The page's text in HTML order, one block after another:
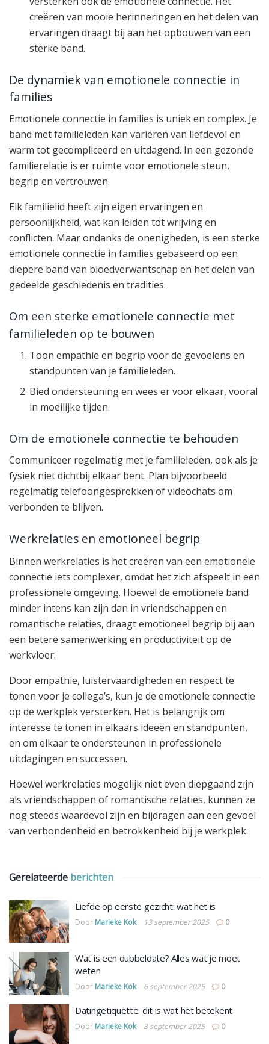
creëren van mooie herinneringen en het delen van
ervaringen draagt bij aan het opbouwen van een
sterke band.
De dynamiek van emotionele connectie in
families
Emotionele connectie in families is uniek en complex. Je
band met familieleden kan variëren van liefdevol en
warm tot gecompliceerd en uitdagend. In een gezonde
familierelatie is er ruimte voor emotionele steun,
begrip en vertrouwen.
Elk familielid heeft zijn eigen ervaringen en
persoonlijkheid, wat kan leiden tot wrijving en
conflicten. Maar ondanks de onenigheden, is een sterke
emotionele connectie in families gebaseerd op een
diepere band van bloedverwantschap en het delen van
gedeelde geschiedenis en tradities.
Om een sterke emotionele connectie met
familieleden op te bouwen
Toon empathie en begrip voor de gevoelens en
standpunten van je familieleden.
Bied ondersteuning en wees er voor elkaar, vooral
in moeilijke tijden.
Om de emotionele connectie te behouden
Communiceer regelmatig met je familieleden, ook als je
fysiek niet dichtbij elkaar bent. Plan bijvoorbeeld
regelmatig telefoongesprekken of videochats om
verbonden te blijven.
Werkrelaties en emotioneel begrip
Binnen werkrelaties is het creëren van een emotionele
connectie iets complexer, omdat het zich afspeelt in een
professionele omgeving. Hoewel de emotionele band
minder intens kan zijn dan in vriendschappen en
romantische relaties, draagt emotioneel begrip bij aan
een betere samenwerking en productiviteit op de
werkvloer.
Door empathie, luistervaardigheden en respect te
tonen voor je collega’s, kun je de emotionele connectie
op de werkplek versterken. Het is belangrijk om
interesse te tonen in elkaars ideeën en standpunten,
en om elkaar te ondersteunen in professionele
uitdagingen en successen.
Hoewel werkrelaties mogelijk niet even diepgaand zijn
als vriendschappen of romantische relaties, kunnen ze
nog steeds waardevol zijn en bijdragen aan een gevoel
van verbondenheid en betrokkenheid bij je werkplek.
Gerelateerde berichten
Liefde op eerste gezicht: wat het is
Door Marieke Kok 13 september 2025 0
Wat is een dubbeldate? Alles wat je moet
weten
Door Marieke Kok 6 september 2025 0
Datingetiquette: dit is wat het betekent
Door Marieke Kok 3 september 2025 0